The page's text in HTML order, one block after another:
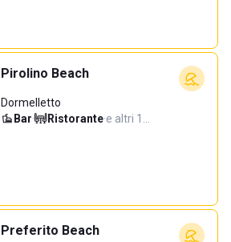
Pirolino Beach
Dormelletto
Bar· Ristorante·e altri 1…
Preferito Beach